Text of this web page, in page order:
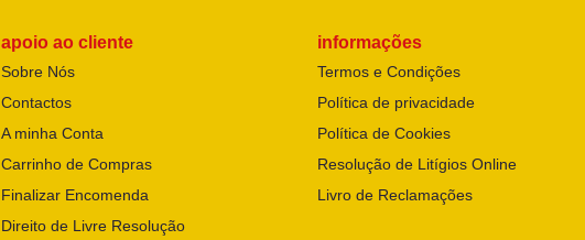
apoio ao cliente
Sobre Nós
Contactos
A minha Conta
Carrinho de Compras
Finalizar Encomenda
Direito de Livre Resolução
informações
Termos e Condições
Política de privacidade
Política de Cookies
Resolução de Litígios Online
Livro de Reclamações